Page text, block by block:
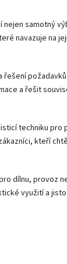
nejen samotný
navazuje na
a řešit
techniku
kteří
dílnu, provoz
využití a